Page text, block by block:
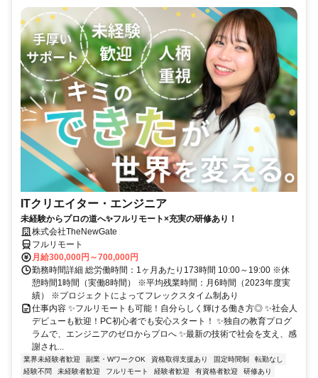
ITクリエイター・エンジニア
未経験からプロの道へ✨フルリモート×充実の研修あり！
株式会社TheNewGate
フルリモート
月給300,000円～700,000円
勤務時間詳細 総労働時間：1ヶ月あたり173時間 10:00～19:00 ※休
憩時間1時間（実働8時間） ※平均残業時間：月6時間（2023年度実
績） ※プロジェクトによってフレックスタイム制あり
仕事内容 ✨フルリモートも可能！自分らしく輝ける働き方◎ ✨社会人
デビューも歓迎！PC初心者でも安心スタート！ ✨独自の教育プログ
ラムで、エンジニアのゼロからプロへ ✨最新の技術で社会を支え、感
謝され...
業界未経験者歓迎 副業・WワークOK 資格取得支援あり 固定時間制
転勤なし
経験不問
未経験者歓迎 フルリモート 経験者歓迎 有資格者歓迎
研修あり